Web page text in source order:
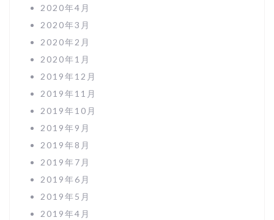
2020年4月
2020年3月
2020年2月
2020年1月
2019年12月
2019年11月
2019年10月
2019年9月
2019年8月
2019年7月
2019年6月
2019年5月
2019年4月